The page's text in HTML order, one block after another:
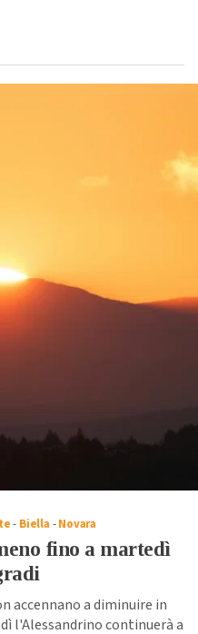
- Biella -Novara
fino a martedì
accennano a diminuire in
l'Alessandrino continuerà a